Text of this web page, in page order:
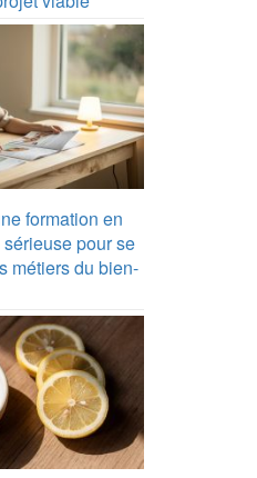
formation en
pour se
métiers du bien-